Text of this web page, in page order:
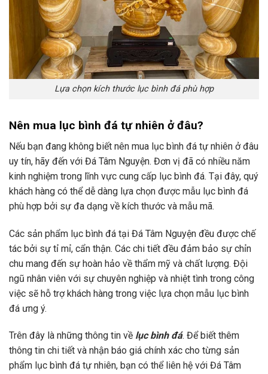
Lựa chọn kích thước lục bình đá phù hợp
Nên mua lục bình đá tự nhiên ở đâu?
Nếu bạn đang không biết nên mua lục bình đá tự nhiên ở đâu
uy tín, hãy đến với Đá Tâm Nguyện. Đơn vị đã có nhiều năm
kinh nghiệm trong lĩnh vực cung cấp lục bình đá. Tại đây, quý
khách hàng có thể dễ dàng lựa chọn được mẫu lục bình đá
phù hợp bởi sự đa dạng về kích thước và mẫu mã.
Các sản phẩm lục bình đá tại Đá Tâm Nguyện đều được chế
tác bởi sự tỉ mỉ, cẩn thận. Các chi tiết đều đảm bảo sự chỉn
chu mang đến sự hoàn hảo về thẩm mỹ và chất lượng. Đội
ngũ nhân viên với sự chuyên nghiệp và nhiệt tình trong công
việc sẽ hỗ trợ khách hàng trong việc lựa chọn mẫu lục bình
đá ưng ý.
Trên đây là những thông tin về lục bình đá. Để biết thêm
thông tin chi tiết và nhận báo giá chính xác cho từng sản
phẩm lục bình đá tự nhiên, bạn có thể liên hệ với Đá Tâm